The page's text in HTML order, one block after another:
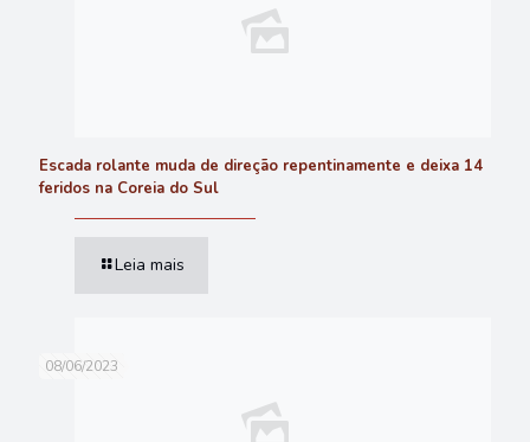
Escada rolante muda de direção repentinamente e deixa 14
feridos na Coreia do Sul
Leia mais
08/06/2023